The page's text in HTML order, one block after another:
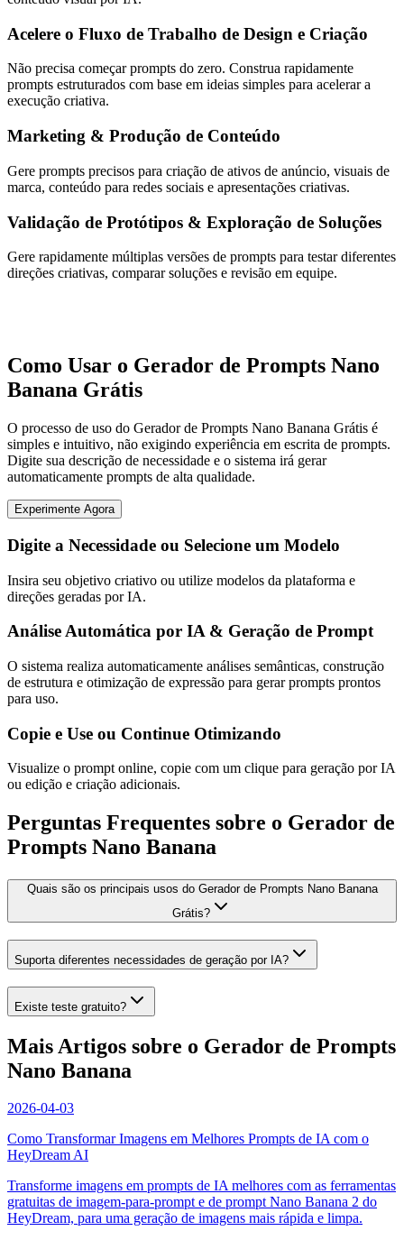
Acelere o Fluxo de Trabalho de Design e Criação
Não precisa começar prompts do zero. Construa rapidamente
prompts estruturados com base em ideias simples para acelerar a
execução criativa.
Marketing & Produção de Conteúdo
Gere prompts precisos para criação de ativos de anúncio, visuais de
marca, conteúdo para redes sociais e apresentações criativas.
Validação de Protótipos & Exploração de Soluções
Gere rapidamente múltiplas versões de prompts para testar diferentes
direções criativas, comparar soluções e revisão em equipe.
Como Usar o Gerador de Prompts Nano
Banana Grátis
O processo de uso do Gerador de Prompts Nano Banana Grátis é
simples e intuitivo, não exigindo experiência em escrita de prompts.
Digite sua descrição de necessidade e o sistema irá gerar
automaticamente prompts de alta qualidade.
Experimente Agora
Digite a Necessidade ou Selecione um Modelo
Insira seu objetivo criativo ou utilize modelos da plataforma e
direções geradas por IA.
Análise Automática por IA & Geração de Prompt
O sistema realiza automaticamente análises semânticas, construção
de estrutura e otimização de expressão para gerar prompts prontos
para uso.
Copie e Use ou Continue Otimizando
Visualize o prompt online, copie com um clique para geração por IA
ou edição e criação adicionais.
Perguntas Frequentes sobre o Gerador de
Prompts Nano Banana
Quais são os principais usos do Gerador de Prompts Nano Banana
Grátis?
Suporta diferentes necessidades de geração por IA?
Existe teste gratuito?
Mais Artigos sobre o Gerador de Prompts
Nano Banana
2026-04-03
Como Transformar Imagens em Melhores Prompts de IA com o
HeyDream AI
Transforme imagens em prompts de IA melhores com as ferramentas
gratuitas de imagem-para-prompt e de prompt Nano Banana 2 do
HeyDream, para uma geração de imagens mais rápida e limpa.